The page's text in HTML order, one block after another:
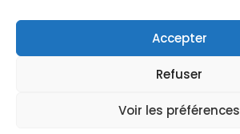
Accepter
Refuser
Voir les préférences
Comments are closed.